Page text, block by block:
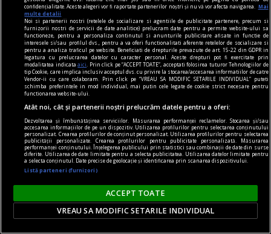
la răscruce de gînduri
Succesiunea
Nici Europa nu stă grozav înaintea unor alegeri
care pot să împingă în parlamentele europene
diferiți demagogi cu promisiuni maximale și
capacități mediocre.
Andrei CORNEA
confidențialitate. Aceste alegeri vor fi raportate partenerilor noștri și nu vă vor afecta navigarea.
Mai
multe detalii
Noi si partenerii nostri (retelele de socializare si agentiile de publicitate partenere, precum si
furnizorii nostri de servicii de date analitice) prelucram date pentru a permite website-ului sa
functioneze, pentru a personaliza continutul si anunturile publicitare afisate in functie de
interesele si/sau profilul dvs., pentru a va oferi functionalitati aferente retelelor de socializare si
pentru a analiza traficul pe website. Beneficiati de drepturile prevazute de art. 15-22 din GDPR in
legatura cu prelucrarea datelor cu caracter personal. Aceste drepturi pot fi exercitate prin
modalitatea indicataaici
. Prin click pe “ACCEPT TOATE”, acceptati folosirea tuturor Tehnologiilor de
tip Cookie, care implica inclusiv acceptul dvs. cu privire la stocarea/accesarea informatiilor de catre
Vendor-ii cu care colaboram. Prin click pe “VREAU SA MODIFIC SETARILE INDIVIDUAL” puteti
schimba preferintele in mod individual, mai putin cele legate de cookie strict necesare pentru
functionarea website-ului.
Atât noi, cât și partenerii noștri prelucrăm datele pentru a oferi:
Dezvoltarea și îmbunătățirea serviciilor. Măsurarea performanței reclamelor. Stocarea și/sau
accesarea informațiilor de pe un dispozitiv. Utilizarea profilurilor pentru selectarea conținutului
personalizat. Crearea profilurilor de conținut personalizat. Utilizarea profilurilor pentru selectarea
publicității personalizate. Crearea profilurilor pentru publicitate personalizată. Măsurarea
performanței conținutului. Înțelegerea publicului prin statistici sau combinații de date din surse
diferite. Utilizarea de date limitate pentru a selecta publicitatea. Utilizarea datelor limitate pentru
a selecta conținutul. Date precise de geolocație și identificarea prin scanarea dispozitivului.
Listă parteneri (furnizori)
ACCEPT TOATE
VREAU SA MODIFIC SETARILE INDIVIDUAL